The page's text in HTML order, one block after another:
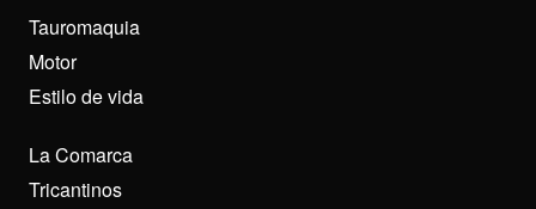
Tauromaquia
Motor
Estilo de vida
La Comarca
Tricantinos